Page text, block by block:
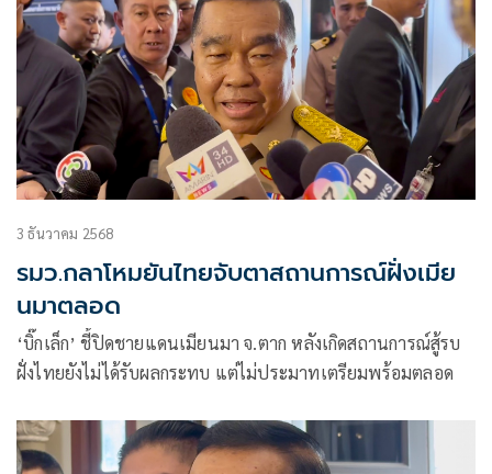
3 ธันวาคม 2568
รมว.กลาโหมยันไทยจับตาสถานการณ์ฝั่งเมีย
นมาตลอด
‘บิ๊กเล็ก’ ชี้ปิดชายแดนเมียนมา จ.ตาก หลังเกิดสถานการณ์สู้รบ
ฝั่งไทยยังไม่ได้รับผลกระทบ แต่ไม่ประมาทเตรียมพร้อมตลอด